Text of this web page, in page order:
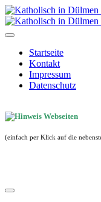
Startseite
Kontakt
Impressum
Datenschutz
(einfach per Klick auf die